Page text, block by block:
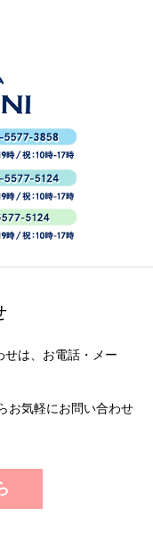
せは、お電話・メー
お気軽にお問い合わせ